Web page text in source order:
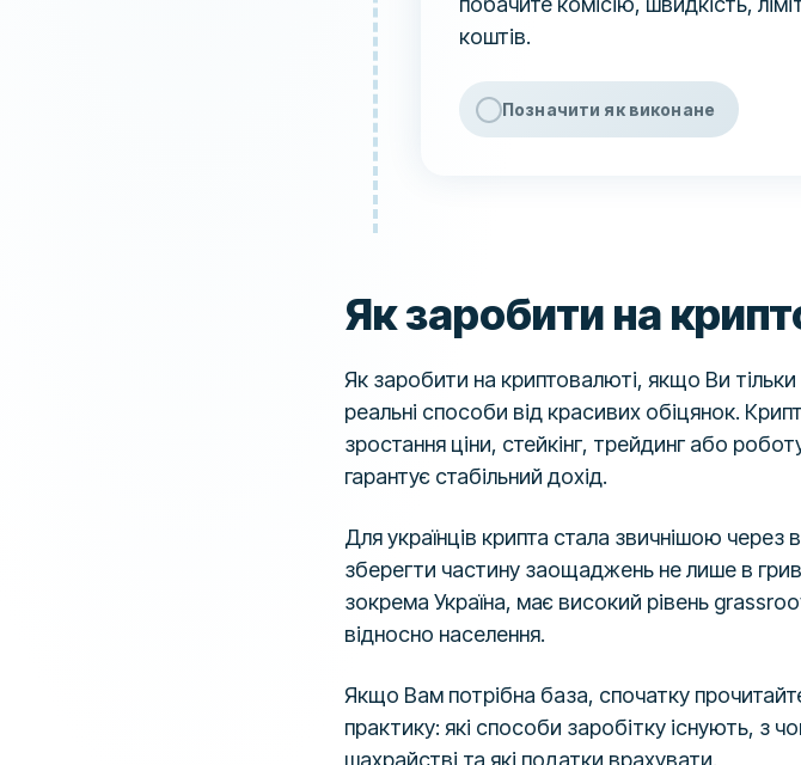
коштів.
Позначити як виконане
Як заробити на
Як заробити на криптовалюті, якщо Ви
реальні способи від красивих обіцянок.
зростання ціни, стейкінг, трейдинг або
гарантує стабільний дохід.
Для українців крипта стала звичнішою
зберегти частину заощаджень не лише в
зокрема Україна, має високий рівень
відносно населення.
Якщо Вам потрібна база, спочатку
практику: які способи заробітку існують, з
шахрайстві та які податки врахувати.